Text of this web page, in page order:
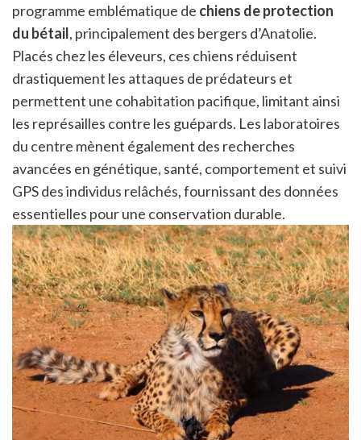
programme emblématique de chiens de protection
du bétail, principalement des bergers d’Anatolie.
Placés chez les éleveurs, ces chiens réduisent
drastiquement les attaques de prédateurs et
permettent une cohabitation pacifique, limitant ainsi
les représailles contre les guépards. Les laboratoires
du centre mènent également des recherches
avancées en génétique, santé, comportement et suivi
GPS des individus relâchés, fournissant des données
essentielles pour une conservation durable.